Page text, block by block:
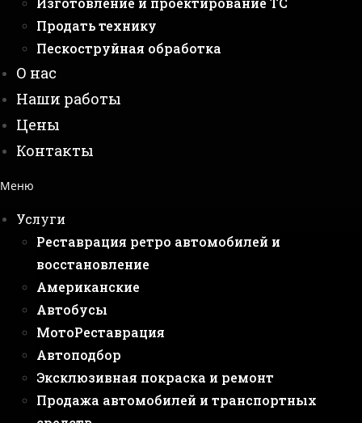
Продать технику
Пескоструйная обработка
О нас
Наши работы
Цены
Контакты
Меню
Услуги
Реставрация ретро автомобилей и
восстановление
Американские
Автобусы
МотоРеставрация
Автоподбор
Эксклюзивная покраска и ремонт
Продажа автомобилей и транспортных